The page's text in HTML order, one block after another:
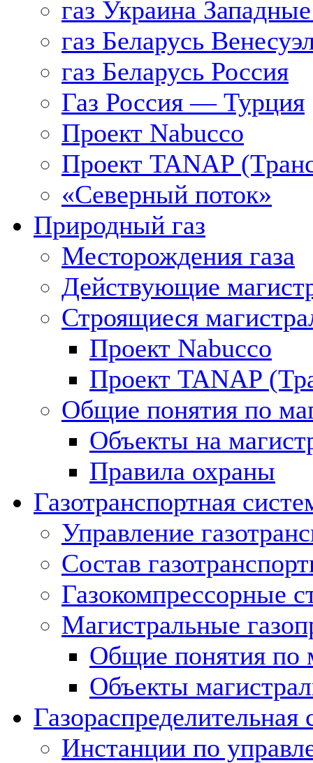
газ Украина
газ Беларусь
газ Беларусь Россия
Газ Россия — Турция
Проект Nabucco
Проект TANAP
«Северный поток»
Природный газ
Месторождения газа
Действующие
Строящиеся
Проект Nabucco
Проект TANAP
Общие понятия по
Объекты на
Правила охраны
Газотранспортная
Управление
Состав
Газокомпрессорные
Магистральные
Общие понятия по
Объекты
Газораспределительная
Инстанции по